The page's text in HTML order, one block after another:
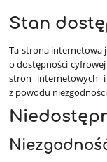
Stan
Ta strona internetowa
o dostępności
stron internetowych
z powodu